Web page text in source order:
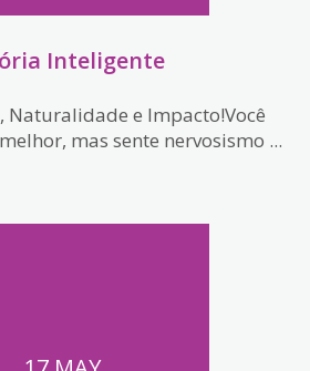
Inteligente
Naturalidade e Impacto!Você
mas sente nervosismo ...